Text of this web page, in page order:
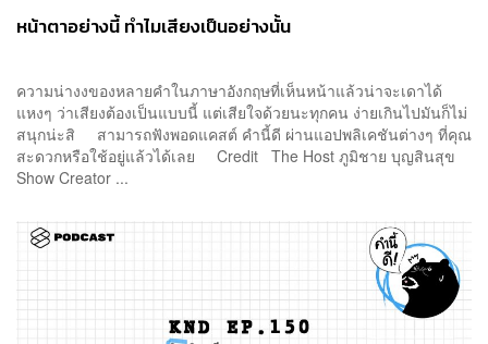
หน้าตาอย่างนี้ ทำไมเสียงเป็นอย่างนั้น
ความน่างงของหลายคำในภาษาอังกฤษที่เห็นหน้าแล้วน่าจะเดาได้
แหงๆ ว่าเสียงต้องเป็นแบบนี้ แต่เสียใจด้วยนะทุกคน ง่ายเกินไปมันก็ไม่
สนุกน่ะสิ สามารถฟังพอดแคสต์ คำนี้ดี ผ่านแอปพลิเคชันต่างๆ ที่คุณ
สะดวกหรือใช้อยู่แล้วได้เลย Credit The Host ภูมิชาย บุญสินสุข
Show Creator ...